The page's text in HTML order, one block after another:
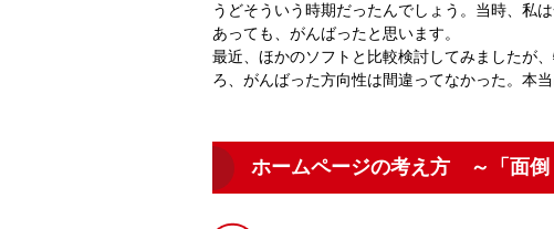
うどそういう時期だったんでしょう。当時、私
あっても、がんばったと思います。
最近、ほかのソフトと比較検討してみましたが
ろ、がんばった方向性は間違ってなかった。本当
ホームページの考え方 ～「面倒